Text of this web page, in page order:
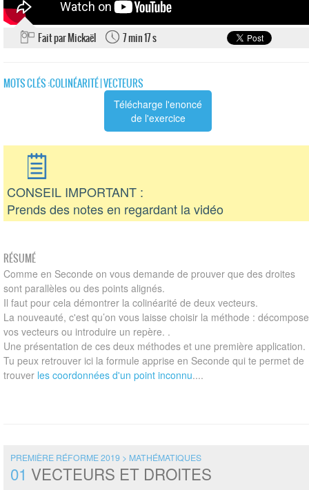
Fait par Mickaël 7 min 17 s
MOTS CLÉS :COLINÉARITÉ|VECTEURS
Télécharge l'enoncé
de l'exercice
CONSEIL IMPORTANT :
Prends des notes en regardant la vidéo
RÉSUMÉ
Comme en Seconde on vous demande de prouver que des droites
sont parallèles ou des points alignés.
Il faut pour cela démontrer la colinéarité de deux vecteurs.
La nouveauté, c'est qu’on vous laisse choisir la méthode :
vos vecteurs ou introduire un repère. .
Une présentation de ces deux méthodes et une première application.
Tu peux retrouver ici la formule apprise en Seconde qui te permet de
trouver les coordonnées d'un point inconnu....
PREMIÈRE RÉFORME 2019 > MATHÉMATIQUES
01 VECTEURS ET DROITES